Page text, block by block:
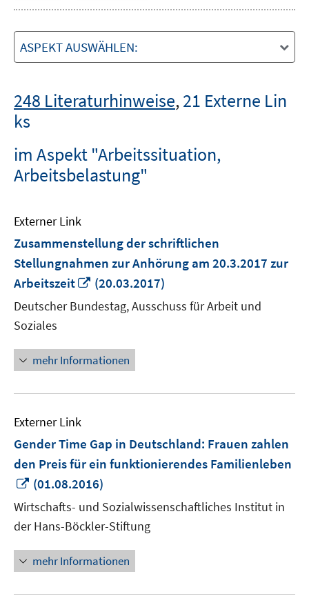
ASPEKT AUSWÄHLEN:
248 Literaturhinweise,21 Externe Lin
ks
im Aspekt "Arbeitssituation,
Arbeitsbelastung"
Externer Link
Zusammenstellung der schriftlichen
Stellungnahmen zur Anhörung am 20.3.2017 zur
Arbeitszeit
In
neuem
Fenster
(20.03.2017)
Deutscher Bundestag, Ausschuss für Arbeit und
Soziales
mehr Informationen
Externer Link
Gender Time Gap in Deutschland: Frauen zahlen
den Preis für ein funktionierendes Familienleben
In
neuem
Fenster
öffnen
(01.08.2016)
Wirtschafts- und Sozialwissenschaftliches Institut in
der Hans-Böckler-Stiftung
mehr Informationen